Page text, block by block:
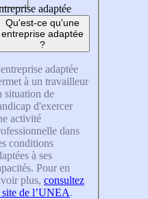
adaptée
Qu'est-ce qu'une
entreprise adaptée
?
adaptée
à un travailleur
situation de
d'exercer
activité
dans
conditions
à ses
Pour en
plus, consultez
site de l’UNEA.